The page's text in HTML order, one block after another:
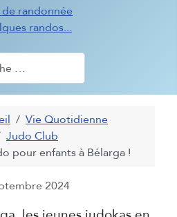
randonnée
randos...
Vie Quotidienne
Judo Club
pour enfants à Bélarga !
2024